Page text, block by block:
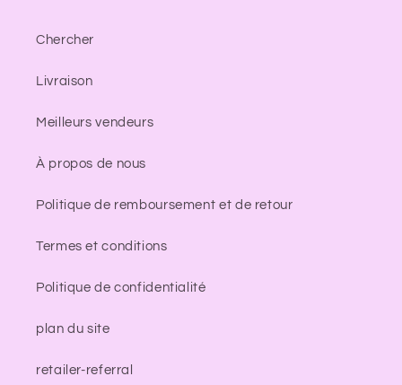
Chercher
Livraison
Meilleurs vendeurs
À propos de nous
Politique de remboursement et de retour
Termes et conditions
Politique de confidentialité
plan du site
retailer-referral